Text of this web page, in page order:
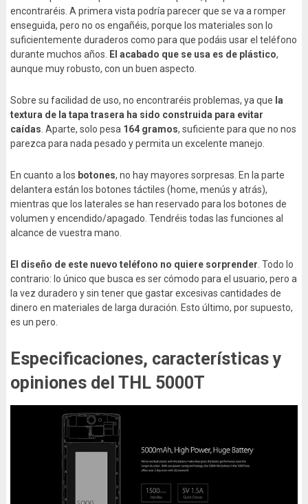
encontraréis. A primera vista podría parecer que se va a romper
enseguida, pero no os engañéis, porque los materiales son lo
suficientemente duraderos como para que podáis usar el teléfono
durante muchos años.
El acabado que se usa es de plástico,
aunque muy robusto, con un buen aspecto.
Sobre su facilidad de uso, no encontraréis problemas, ya que la
textura de la tapa trasera ha sido construida para evitar
caídas . Aparte, solo pesa 164 gramos, suficiente para que no nos
parezca para nada pesado y permita un excelente manejo.
En cuanto a los botones, no hay mayores sorpresas. En la parte
delantera están los botones táctiles (home, menús y atrás),
mientras que los laterales se han reservado para los botones de
volumen y encendido/apagado. Tendréis todas las funciones al
alcance de vuestra mano.
El diseño de este nuevo teléfono no quiere sorprender . Todo lo
contrario: lo único que busca es ser cómodo para el usuario, pero a
la vez duradero y sin tener que gastar excesivas cantidades de
dinero en materiales de larga duración. Esto último, por supuesto,
es un pero.
Especificaciones, características y
opiniones del THL 5000T